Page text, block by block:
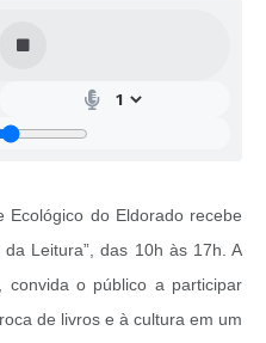
Ecológico do Eldorado recebe
Leitura”, das 10h às 17h. A
convida o público a participar
de livros e à cultura em um